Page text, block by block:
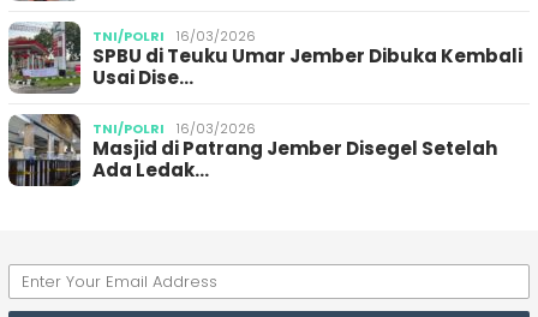
TNI/POLRI 16/03/2026
SPBU di Teuku Umar Jember Dibuka Kembali
Usai Dise…
TNI/POLRI 16/03/2026
Masjid di Patrang Jember Disegel Setelah
Ada Ledak…